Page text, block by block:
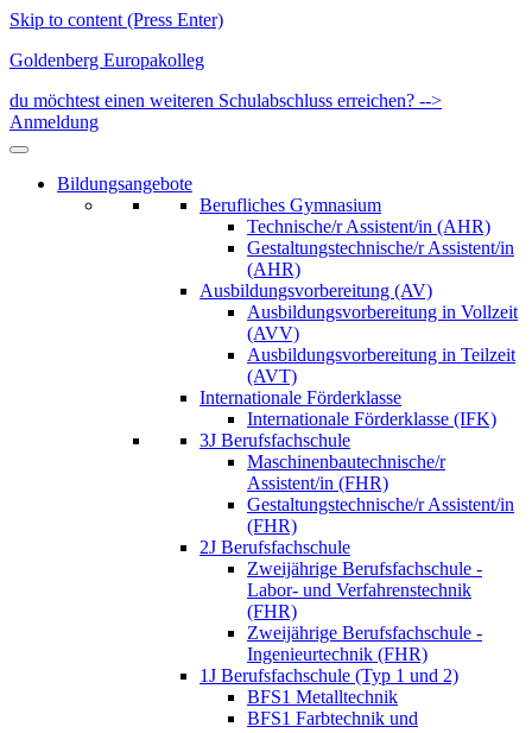
Skip to content (Press Enter)
Goldenberg Europakolleg
du möchtest einen weiteren Schulabschluss erreichen? -->
Anmeldung
Bildungsangebote
Berufliches Gymnasium
Technische/r Assistent/in (AHR)
Gestaltungstechnische/r Assistent/in
(AHR)
Ausbildungsvorbereitung (AV)
Ausbildungsvorbereitung in Vollzeit
(AVV)
Ausbildungsvorbereitung in Teilzeit
(AVT)
Internationale Förderklasse
Internationale Förderklasse (IFK)
3J Berufsfachschule
Maschinenbautechnische/r
Assistent/in (FHR)
Gestaltungstechnische/r Assistent/in
(FHR)
2J Berufsfachschule
Zweijährige Berufsfachschule -
Labor- und Verfahrenstechnik
(FHR)
Zweijährige Berufsfachschule -
Ingenieurtechnik (FHR)
1J Berufsfachschule (Typ 1 und 2)
BFS1 Metalltechnik
BFS1 Farbtechnik und